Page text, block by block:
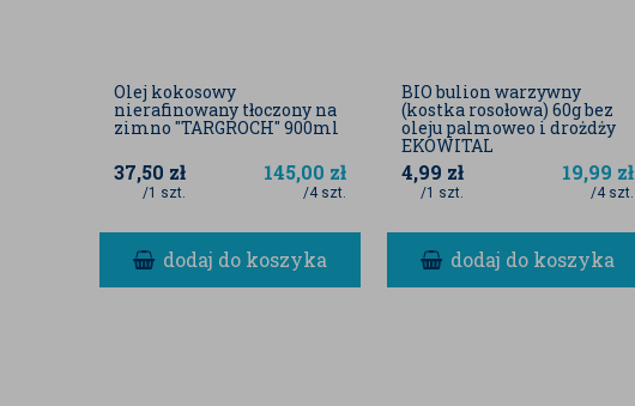
Olej kokosowy
nierafinowany tłoczony na
zimno "TARGROCH" 900ml
37,50 zł
/1 szt.
145,00 zł
/4 szt.
dodaj do koszyka
BIO bulion warzywny
(kostka rosołowa) 60g bez
oleju palmoweo i drożdży
EKOWITAL
4,99 zł
/1 szt.
19,99 zł
/4 szt.
dodaj do koszyka